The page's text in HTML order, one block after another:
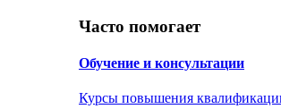
Часто помогает
Обучение и консультации
Курсы повышения